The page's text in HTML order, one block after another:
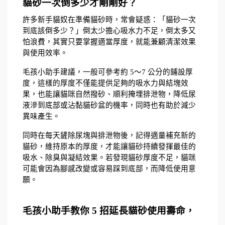
貓砂一次倒多少才剛剛好？
許多新手貓奴在準備貓砂時，常會疑惑：「貓砂一次
到底該倒多少？」倒太少擔心吸水力不足，倒太多又
怕浪費，其實只要掌握適當厚度，就能兼顧清潔效果
與使用效率。
毛孩小助手建議，一般可參考約 5～7 公分的鋪設厚
度，這樣的厚度不僅能提供足夠的吸水力與結塊效
果，也能讓貓咪自然撥砂、順利掩埋排泄物，降低尿
液滲到底部或沾黏貓砂盆的機率，同時也有助於減少
異味產生。
同時在每天鏟除尿塊與排泄物後，記得適量補充新的
貓砂，維持原本的厚度，才能讓貓砂持續發揮最佳的
吸水、除臭與凝結效果。若發現貓砂厚度不足，貓咪
可能會因為腳感改變或容易踩到底部，而降低使用意
願。
毛孩小助手教你 5 招延長貓砂使用壽命，